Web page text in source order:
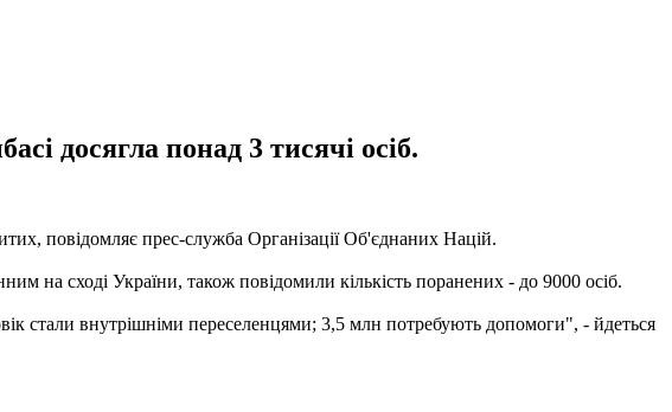
досягла понад 3 тисячі осіб.
повідомляє прес-служба Організації Об'єднаних Націй.
на сході України, також повідомили кількість поранених - до 9000 осіб.
стали внутрішніми переселенцями; 3,5 млн потребують допомоги", - йдеться